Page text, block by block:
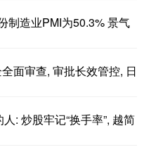
制造业PMI为50.3% 景气
面审查, 审批长效管控, 日
: 炒股牢记“换手率”, 越简